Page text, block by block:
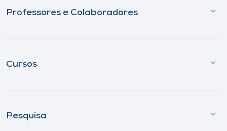
Professores e Colaboradores
Cursos
Pesquisa